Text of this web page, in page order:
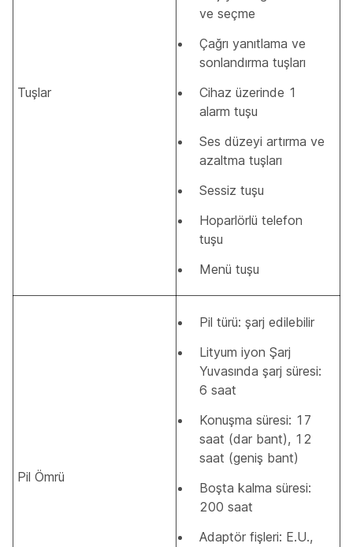
Tuşlar
ve seçme
Çağrı yanıtlama ve
sonlandırma tuşları
Cihaz üzerinde 1
alarm tuşu
Ses düzeyi artırma ve
azaltma tuşları
Sessiz tuşu
Hoparlörlü telefon
tuşu
Menü tuşu
Pil Ömrü
Pil türü: şarj edilebilir
Lityum iyon Şarj
Yuvasında şarj süresi:
6 saat
Konuşma süresi: 17
saat (dar bant), 12
saat (geniş bant)
Boşta kalma süresi:
200 saat
Adaptör fişleri: E.U.,